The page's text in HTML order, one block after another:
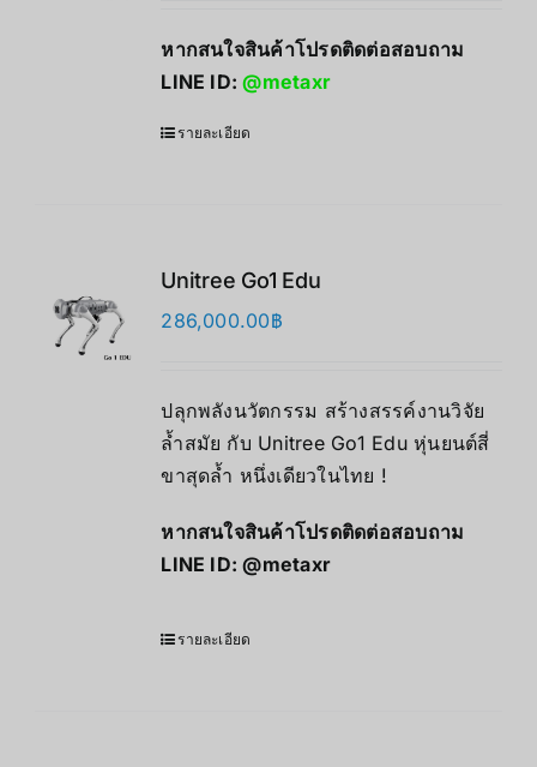
หากสนใจสินค้าโปรดติดต่อสอบถาม
LINE ID:@metaxr
รายละเอียด
Unitree Go1 Edu
286,000.00฿
ปลุกพลังนวัตกรรม สร้างสรรค์งานวิจัย
ล้ำสมัย กับ Unitree Go1 Edu หุ่นยนต์สี่
ขาสุดล้ำ หนึ่งเดียวในไทย !
หากสนใจสินค้าโปรดติดต่อสอบถาม
LINE ID:@metaxr
รายละเอียด